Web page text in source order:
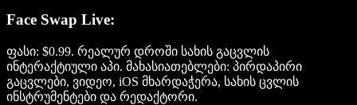
Face Swap Live:
ფასი: $0.99. რეალურ დროში სახის გაცვლის
ინტერაქტიული აპი. მახასიათებლები: პირდაპირი
გაცვლები, ვიდეო, iOS მხარდაჭერა, სახის ცვლის
ინსტრუმენტები და რედაქტორი.